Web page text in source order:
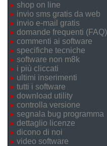
shop on line
invio sms gratis da web
invio e-mail gratis
domande frequenti (FAQ)
commenti ai software
specifiche tecniche
software non m8k
i più cliccati
ultimi inserimenti
tutti i software
download utility
controlla versione
segnala bug programma
dettaglio licenze
dicono di noi
video software